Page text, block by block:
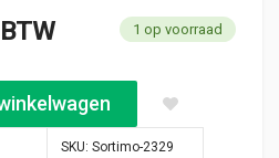
1 op voorraad
bedrijfswagen inrichting (nr 2329)
SKU: Sortimo-2329